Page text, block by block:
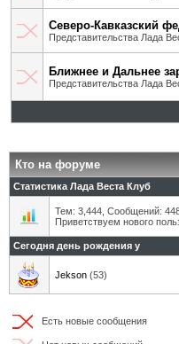
Северо-Кавказский
Представительства Лада
Ближнее и Дальнее
Представительства Лада
Кто на форуме
Статистика Лада Веста Клуб
Тем: 3,444, Сообщений:
Приветствуем нового
Сегодня день рождения у
Jekson (53)
Есть новые сообщения